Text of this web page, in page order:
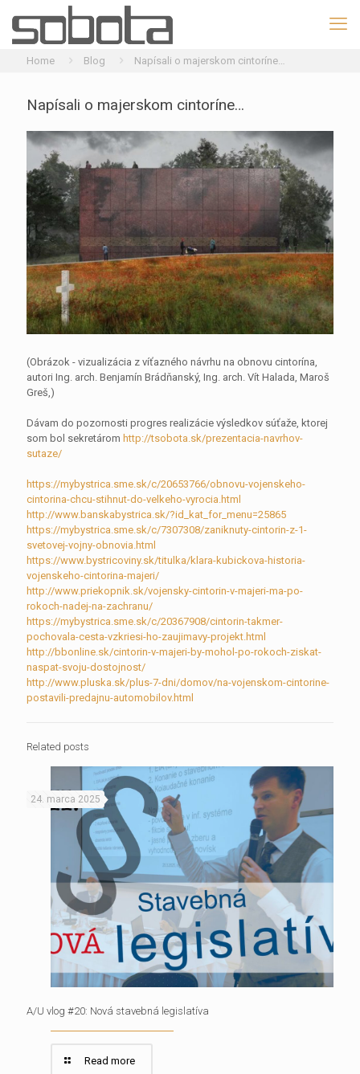
Home Blog Napísali o majerskom cintoríne…
Napísali o majerskom cintoríne…
(Obrázok - vizualizácia z víťazného návrhu na obnovu cintorína,
autori Ing. arch. Benjamín Brádňanský, Ing. arch. Vít Halada, Maroš
Greš,)
Dávam do pozornosti progres realizácie výsledkov súťaže, ktorej
som bol sekretárom http://tsobota.sk/prezentacia-navrhov-
sutaze/
https://mybystrica.sme.sk/c/20653766/obnovu-vojenskeho-
cintorina-chcu-stihnut-do-velkeho-vyrocia.html
http://www.banskabystrica.sk/?id_kat_for_menu=25865
https://mybystrica.sme.sk/c/7307308/zaniknuty-cintorin-z-1-
svetovej-vojny-obnovia.html
https://www.bystricoviny.sk/titulka/klara-kubickova-historia-
vojenskeho-cintorina-majeri/
http://www.priekopnik.sk/vojensky-cintorin-v-majeri-ma-po-
rokoch-nadej-na-zachranu/
https://mybystrica.sme.sk/c/20367908/cintorin-takmer-
pochovala-cesta-vzkriesi-ho-zaujimavy-projekt.html
http://bbonline.sk/cintorin-v-majeri-by-mohol-po-rokoch-ziskat-
naspat-svoju-dostojnost/
http://www.pluska.sk/plus-7-dni/domov/na-vojenskom-cintorine-
postavili-predajnu-automobilov.html
Related posts
24. marca 2025
A/U vlog #20: Nová stavebná legislatíva
Read more